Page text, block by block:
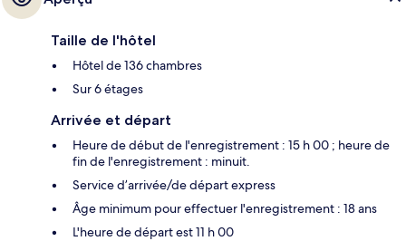
Taille de l'hôtel
Hôtel de 136 chambres
Sur 6 étages
Arrivée et départ
Heure de début de l'enregistrement : 15 h 00 ; heure de
fin de l'enregistrement : minuit.
Service d’arrivée/de départ express
Âge minimum pour effectuer l'enregistrement : 18 ans
L'heure de départ est 11 h 00